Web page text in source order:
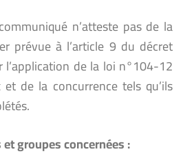
n’atteste pas de la
prévue à l’article 9 du décret
de la loi n°104-12
de la concurrence tels qu’ils
groupes concernées :